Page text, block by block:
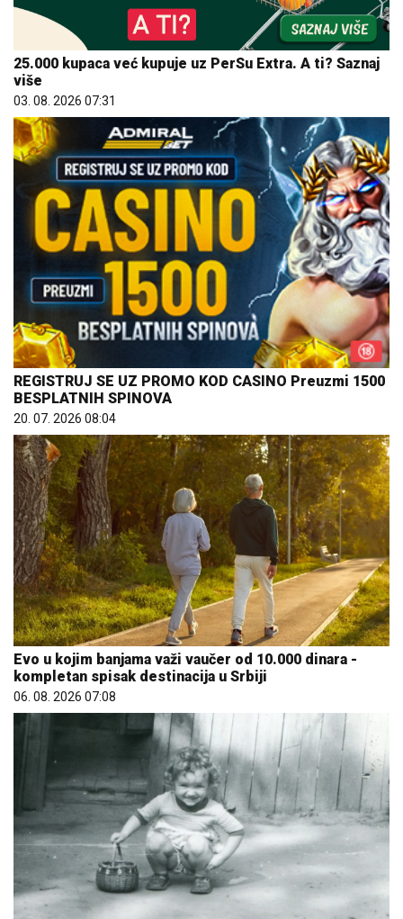
25.000 kupaca već kupuje uz PerSu Extra. A ti? Saznaj
više
03. 08. 2026 07:31
REGISTRUJ SE UZ PROMO KOD CASINO Preuzmi 1500
BESPLATNIH SPINOVA
20. 07. 2026 08:04
Evo u kojim banjama važi vaučer od 10.000 dinara -
kompletan spisak destinacija u Srbiji
06. 08. 2026 07:08